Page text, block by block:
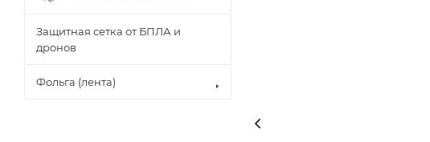
Защитная сетка от БПЛА и
дронов
Фольга (лента)